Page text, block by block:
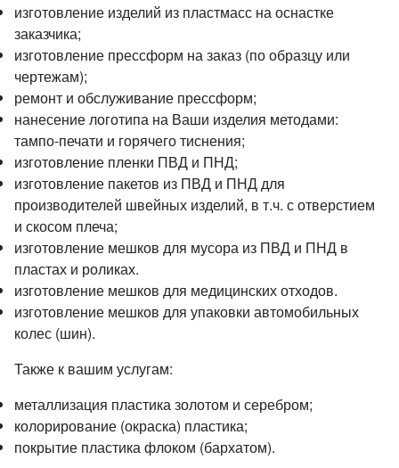
изготовление изделий из пластмасс на оснастке
заказчика;
изготовление прессформ на заказ (по образцу или
чертежам);
ремонт и обслуживание прессформ;
нанесение логотипа на Ваши изделия методами:
тампо-печати и горячего тиснения;
изготовление пленки ПВД и ПНД;
изготовление пакетов из ПВД и ПНД для
производителей швейных изделий, в т.ч. с отверстием
и скосом плеча;
изготовление мешков для мусора из ПВД и ПНД в
пластах и роликах.
изготовление мешков для медицинских отходов.
изготовление мешков для упаковки автомобильных
колес (шин).
Также к вашим услугам:
металлизация пластика золотом и серебром;
колорирование (окраска) пластика;
покрытие пластика флоком (бархатом).